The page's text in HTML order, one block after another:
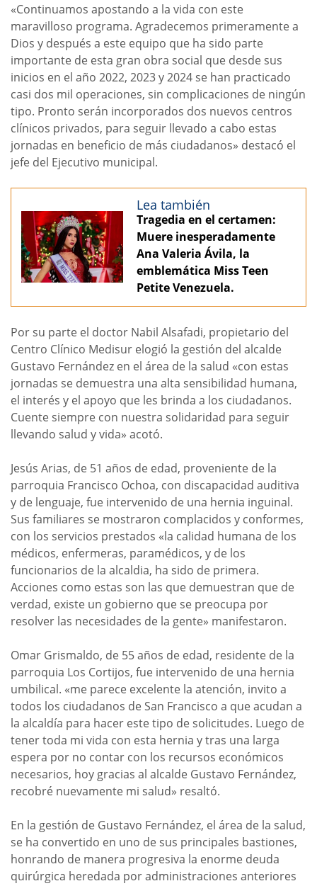
«Continuamos apostando a la vida con este
maravilloso programa. Agradecemos primeramente a
Dios y después a este equipo que ha sido parte
importante de esta gran obra social que desde sus
inicios en el año 2022, 2023 y 2024 se han practicado
casi dos mil operaciones, sin complicaciones de ningún
tipo. Pronto serán incorporados dos nuevos centros
clínicos privados, para seguir llevado a cabo estas
jornadas en beneficio de más ciudadanos» destacó el
jefe del Ejecutivo municipal.
Lea también
Tragedia en el certamen:
Muere inesperadamente
Ana Valeria Ávila, la
emblemática Miss Teen
Petite Venezuela.
Por su parte el doctor Nabil Alsafadi, propietario del
Centro Clínico Medisur elogió la gestión del alcalde
Gustavo Fernández en el área de la salud «con estas
jornadas se demuestra una alta sensibilidad humana,
el interés y el apoyo que les brinda a los ciudadanos.
Cuente siempre con nuestra solidaridad para seguir
llevando salud y vida» acotó.
Jesús Arias, de 51 años de edad, proveniente de la
parroquia Francisco Ochoa, con discapacidad auditiva
y de lenguaje, fue intervenido de una hernia inguinal.
Sus familiares se mostraron complacidos y conformes,
con los servicios prestados «la calidad humana de los
médicos, enfermeras, paramédicos, y de los
funcionarios de la alcaldia, ha sido de primera.
Acciones como estas son las que demuestran que de
verdad, existe un gobierno que se preocupa por
resolver las necesidades de la gente» manifestaron.
Omar Grismaldo, de 55 años de edad, residente de la
parroquia Los Cortijos, fue intervenido de una hernia
umbilical. «me parece excelente la atención, invito a
todos los ciudadanos de San Francisco a que acudan a
la alcaldía para hacer este tipo de solicitudes. Luego de
tener toda mi vida con esta hernia y tras una larga
espera por no contar con los recursos económicos
necesarios, hoy gracias al alcalde Gustavo Fernández,
recobré nuevamente mi salud» resaltó.
En la gestión de Gustavo Fernández, el área de la salud,
se ha convertido en uno de sus principales bastiones,
honrando de manera progresiva la enorme deuda
quirúrgica heredada por administraciones anteriores